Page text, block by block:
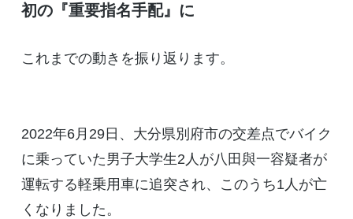
初の『重要指名手配』に
これまでの動きを振り返ります。
2022年6月29日、大分県別府市の交差点でバイク
に乗っていた男子大学生2人が八田與一容疑者が
運転する軽乗用車に追突され、このうち1人が亡
くなりました。